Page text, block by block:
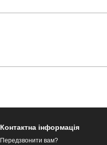
Контактна інформація
Передзвонити вам?